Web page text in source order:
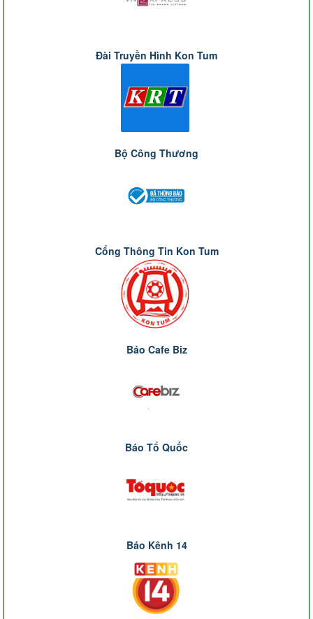
Đài Truyền Hình Kon Tum
Bộ Công Thương
Cổng Thông Tin Kon Tum
Báo Cafe Biz
Báo Tổ Quốc
Báo Kênh 14